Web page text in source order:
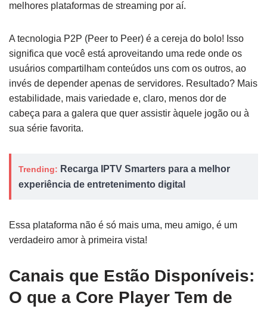
melhores plataformas de streaming por aí.
A tecnologia P2P (Peer to Peer) é a cereja do bolo! Isso
significa que você está aproveitando uma rede onde os
usuários compartilham conteúdos uns com os outros, ao
invés de depender apenas de servidores. Resultado? Mais
estabilidade, mais variedade e, claro, menos dor de
cabeça para a galera que quer assistir àquele jogão ou à
sua série favorita.
Trending: Recarga IPTV Smarters para a melhor
experiência de entretenimento digital
Essa plataforma não é só mais uma, meu amigo, é um
verdadeiro amor à primeira vista!
Canais que Estão Disponíveis:
O que a Core Player Tem de